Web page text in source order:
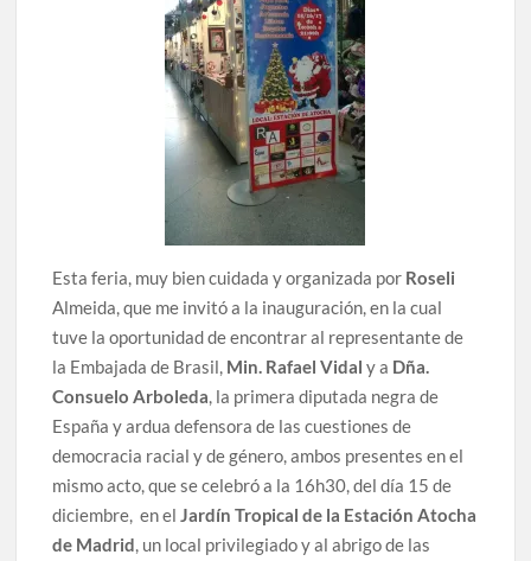
Esta feria, muy bien cuidada y organizada por Roseli
Almeida, que me invitó a la inauguración, en la cual
tuve la oportunidad de encontrar al representante de
la Embajada de Brasil, Min. Rafael Vidal y a Dña.
Consuelo Arboleda, la primera diputada negra de
España y ardua defensora de las cuestiones de
democracia racial y de género, ambos presentes en el
mismo acto, que se celebró a la 16h30, del día 15 de
diciembre, en elJardín Tropical de la Estación Atocha
de Madrid, un local privilegiado y al abrigo de las